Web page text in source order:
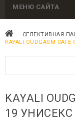
МЕНЮ САЙТА
СЕЛЕКТИВНАЯ
KAYALI OUDGASM
KAYALI
19 УНИСЕКС